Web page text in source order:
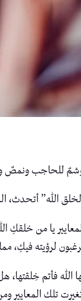
للحاجب ونمصٌ
الله” أتحدث،
يا من خلقكِ
لرؤيته فيكِ،
الله فأتم
تلك المعايير